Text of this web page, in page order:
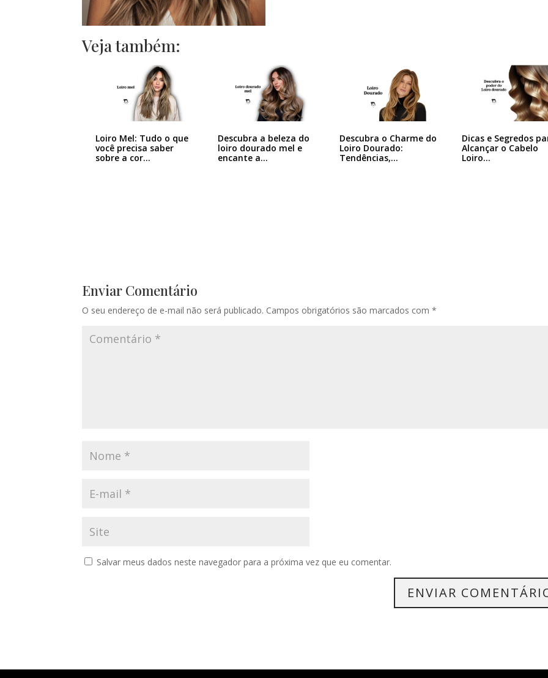
Veja também:
Loiro Mel: Tudo o que
você precisa saber
sobre a cor…
Descubra a beleza do
loiro dourado mel e
encante a…
Descubra o Charme do
Loiro Dourado:
Tendências,…
Dicas e Segredos
Alcançar o Cabelo
Loiro…
Enviar Comentário
O seu endereço de e-mail não será publicado. Campos obrigatórios são marcados com*
Salvar meus dados neste navegador para a próxima vez que eu comentar.